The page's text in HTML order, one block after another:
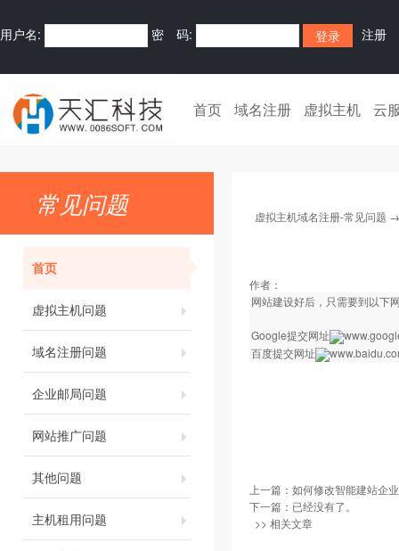
用户名: 密 码: 注册
首页 域名注册 虚拟主机 云
常见问题
首页
虚拟主机问题
域名注册问题
企业邮局问题
网站推广问题
其他问题
主机租用问题
虚拟主机域名注册-常见问题
作者：
网站建设好后，只需要到以下
Google提交网址
百度提交网址
上一篇： 如何修改智能建站企
下一篇：已经没有了。
>> 相关文章